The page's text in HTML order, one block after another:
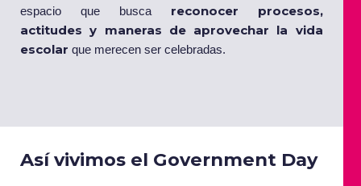
espacio que busca reconocer procesos,
actitudes y maneras de aprovechar la vida
escolar que merecen ser celebradas.
Así vivimos el Government Day